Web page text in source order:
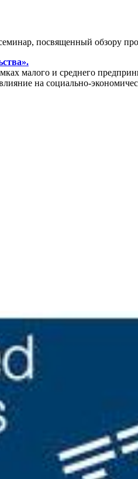
посвященный обзору
малого и среднего
на социально-